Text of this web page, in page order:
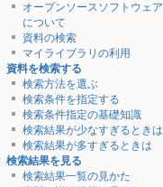
オープンソースソフトウェア
について
資料の検索
マイライブラリの利用
資料を検索する
検索方法を選ぶ
検索条件を指定する
検索条件指定の基礎知識
検索結果が少なすぎるときは
検索結果が多すぎるときは
検索結果を見る
検索結果一覧の見かた